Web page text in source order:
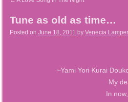
Tune as old as time…
Posted on June 18, 2011 by Venecia
~Yami Yori Kurai
My
In